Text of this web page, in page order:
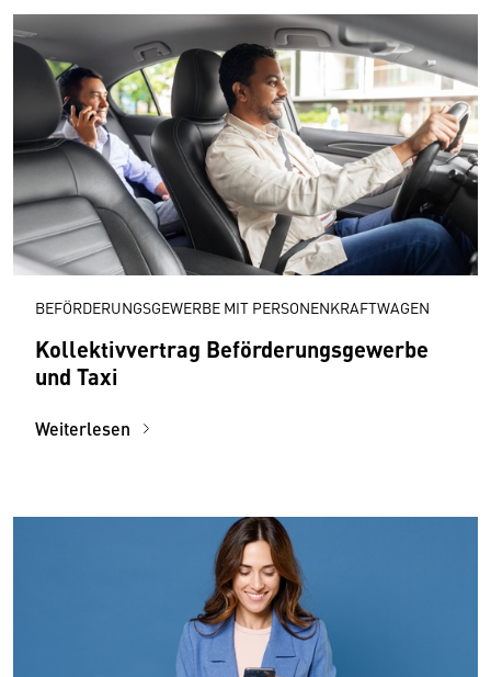
BEFÖRDERUNGSGEWERBE MIT PERSONENKRAFTWAGEN
Kollektiv­vertrag Beförderungs­gewerbe
und Taxi
Weiterlesen